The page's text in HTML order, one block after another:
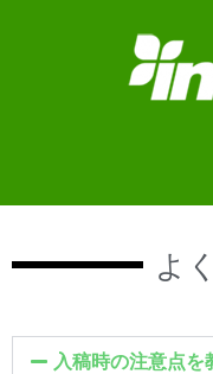
よ
入稿時の注意点を